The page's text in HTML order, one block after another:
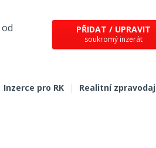
od
PŘIDAT / UPRAVIT
soukromý inzerát
Inzerce pro RK | Realitní zpravodaj